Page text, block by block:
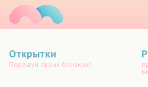
Открытки
Порадуй своих близких!